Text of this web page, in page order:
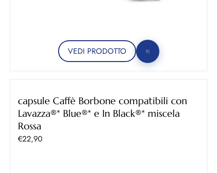
VEDI PRODOTTO
capsule Caffè Borbone compatibili con
Lavazza®* Blue®* e In Black®* miscela
Rossa
Prezzo scontato
€22,90